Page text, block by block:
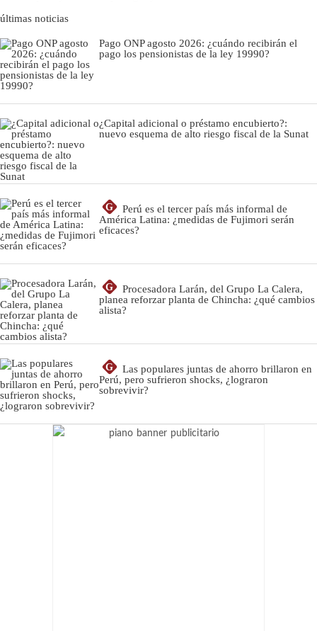
últimas noticias
Pago ONP agosto 2026: ¿cuándo recibirán el
pago los pensionistas de la ley 19990?
¿Capital adicional o préstamo encubierto?:
nuevo esquema de alto riesgo fiscal de la Sunat
G
Perú es el tercer país más informal de
América Latina: ¿medidas de Fujimori serán
eficaces?
G
Procesadora Larán, del Grupo La Calera,
planea reforzar planta de Chincha: ¿qué cambios
alista?
G
Las populares juntas de ahorro brillaron en
Perú, pero sufrieron shocks, ¿lograron
sobrevivir?